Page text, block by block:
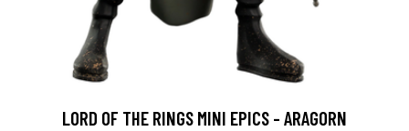
LORD OF THE RINGS MINI EPICS - ARAGORN